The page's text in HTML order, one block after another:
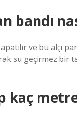
bandı
ve bu alçı
su geçirmez bir
kaç